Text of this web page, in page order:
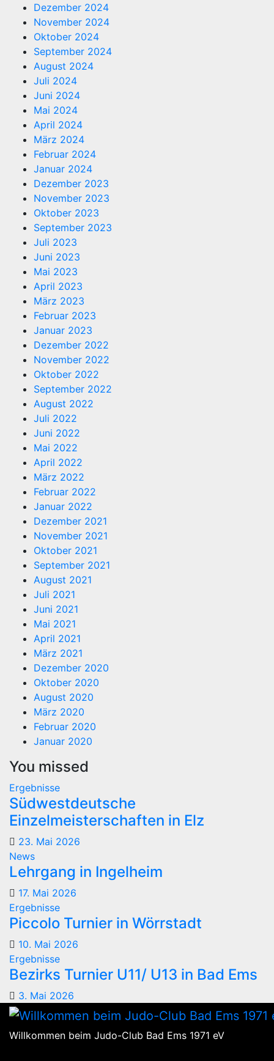
Dezember 2024
November 2024
Oktober 2024
September 2024
August 2024
Juli 2024
Juni 2024
Mai 2024
April 2024
März 2024
Februar 2024
Januar 2024
Dezember 2023
November 2023
Oktober 2023
September 2023
Juli 2023
Juni 2023
Mai 2023
April 2023
März 2023
Februar 2023
Januar 2023
Dezember 2022
November 2022
Oktober 2022
September 2022
August 2022
Juli 2022
Juni 2022
Mai 2022
April 2022
März 2022
Februar 2022
Januar 2022
Dezember 2021
November 2021
Oktober 2021
September 2021
August 2021
Juli 2021
Juni 2021
Mai 2021
April 2021
März 2021
Dezember 2020
Oktober 2020
August 2020
März 2020
Februar 2020
Januar 2020
You missed
Ergebnisse
Südwestdeutsche
Einzelmeisterschaften in Elz
23. Mai 2026
News
Lehrgang in Ingelheim
17. Mai 2026
Ergebnisse
Piccolo Turnier in Wörrstadt
10. Mai 2026
Ergebnisse
Bezirks Turnier U11/ U13 in Bad Ems
3. Mai 2026
Willkommen beim Judo-Club Bad Ems 1971 eV